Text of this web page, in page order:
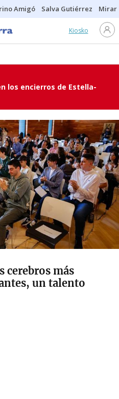
Amigó Salva Gutiérrez Mirar
Kiosko
los encierros de Estella-
cerebros más
un talento